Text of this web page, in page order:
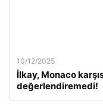
10/12/2025
İlkay, Monaco
değerlendiremedi!